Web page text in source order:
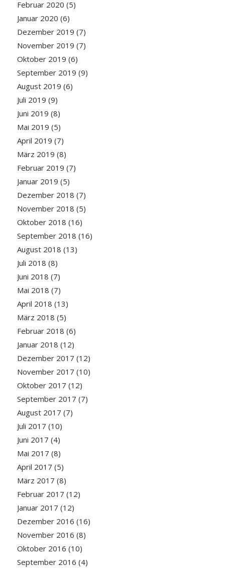
Februar 2020 (5)
Januar 2020 (6)
Dezember 2019 (7)
November 2019 (7)
Oktober 2019 (6)
September 2019 (9)
August 2019 (6)
Juli 2019 (9)
Juni 2019 (8)
Mai 2019 (5)
April 2019 (7)
März 2019 (8)
Februar 2019 (7)
Januar 2019 (5)
Dezember 2018 (7)
November 2018 (5)
Oktober 2018 (16)
September 2018 (16)
August 2018 (13)
Juli 2018 (8)
Juni 2018 (7)
Mai 2018 (7)
April 2018 (13)
März 2018 (5)
Februar 2018 (6)
Januar 2018 (12)
Dezember 2017 (12)
November 2017 (10)
Oktober 2017 (12)
September 2017 (7)
August 2017 (7)
Juli 2017 (10)
Juni 2017 (4)
Mai 2017 (8)
April 2017 (5)
März 2017 (8)
Februar 2017 (12)
Januar 2017 (12)
Dezember 2016 (16)
November 2016 (8)
Oktober 2016 (10)
September 2016 (4)